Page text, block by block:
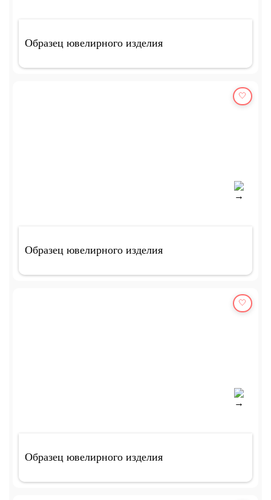
Образец ювелирного изделия
🤍
Образец ювелирного изделия
🤍
Образец ювелирного изделия